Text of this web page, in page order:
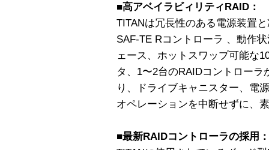
■高アベイラビィリティRAID：
TITANは冗長性のある電源装置
SAF-TE Rコントローラ 、動作
ェース、ホットスワップ可能な
タ、1〜2台のRAIDコントロー
り、ドライブキャニスター、電
オペレーションを中断せずに、
■最新RAIDコントローラの採用：